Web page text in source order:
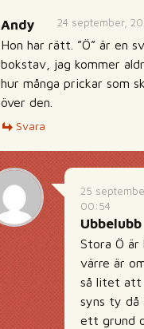
24 september,
Andy
Hon har rätt. ”Ö” är en
bokstav, jag kommer
hur många prickar som
över den.
Svara
25
00:54
Ubbelubb
Stora Ö är
värre är
så litet
syns ty då
ett grund